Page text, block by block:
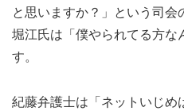
と思いますか？」という司会
堀江氏は「僕やられてる方な
す。
紀藤弁護士は「ネットいじめ